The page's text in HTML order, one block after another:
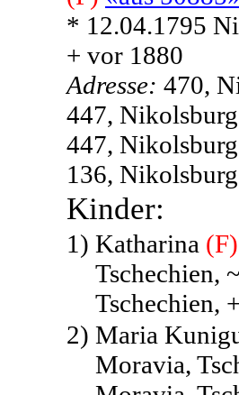
* 12.04.1795
+ vor 1880
Adresse: 470,
447,
447,
136,
Kinder:
1) Katharina (F)
Tschechien,
Tschechien,
2) Maria
Moravia,